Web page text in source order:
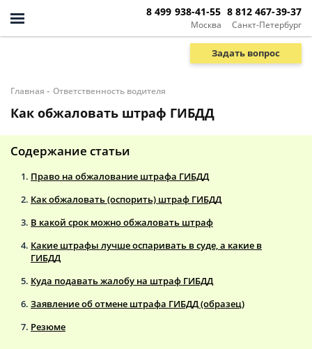
Москва
8 499 938-41-55
Санкт-Петербург
8 812 467-39-37
Задать вопрос
Главная - Ответственность водителя
Как обжаловать штраф ГИБДД
Содержание статьи
Право на обжалование штрафа ГИБДД
Как обжаловать (оспорить) штраф ГИБДД
В какой срок можно обжаловать штраф
Какие штрафы лучше оспаривать в суде, а какие в
ГИБДД
Куда подавать жалобу на штраф ГИБДД
Заявление об отмене штрафа ГИБДД (образец)
Резюме